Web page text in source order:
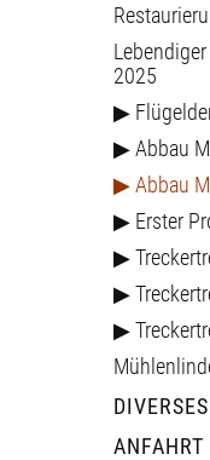
2025
▶
▶ Abbau
▶ Abbau
▶ Erster
▶
▶
▶
DIVERSES